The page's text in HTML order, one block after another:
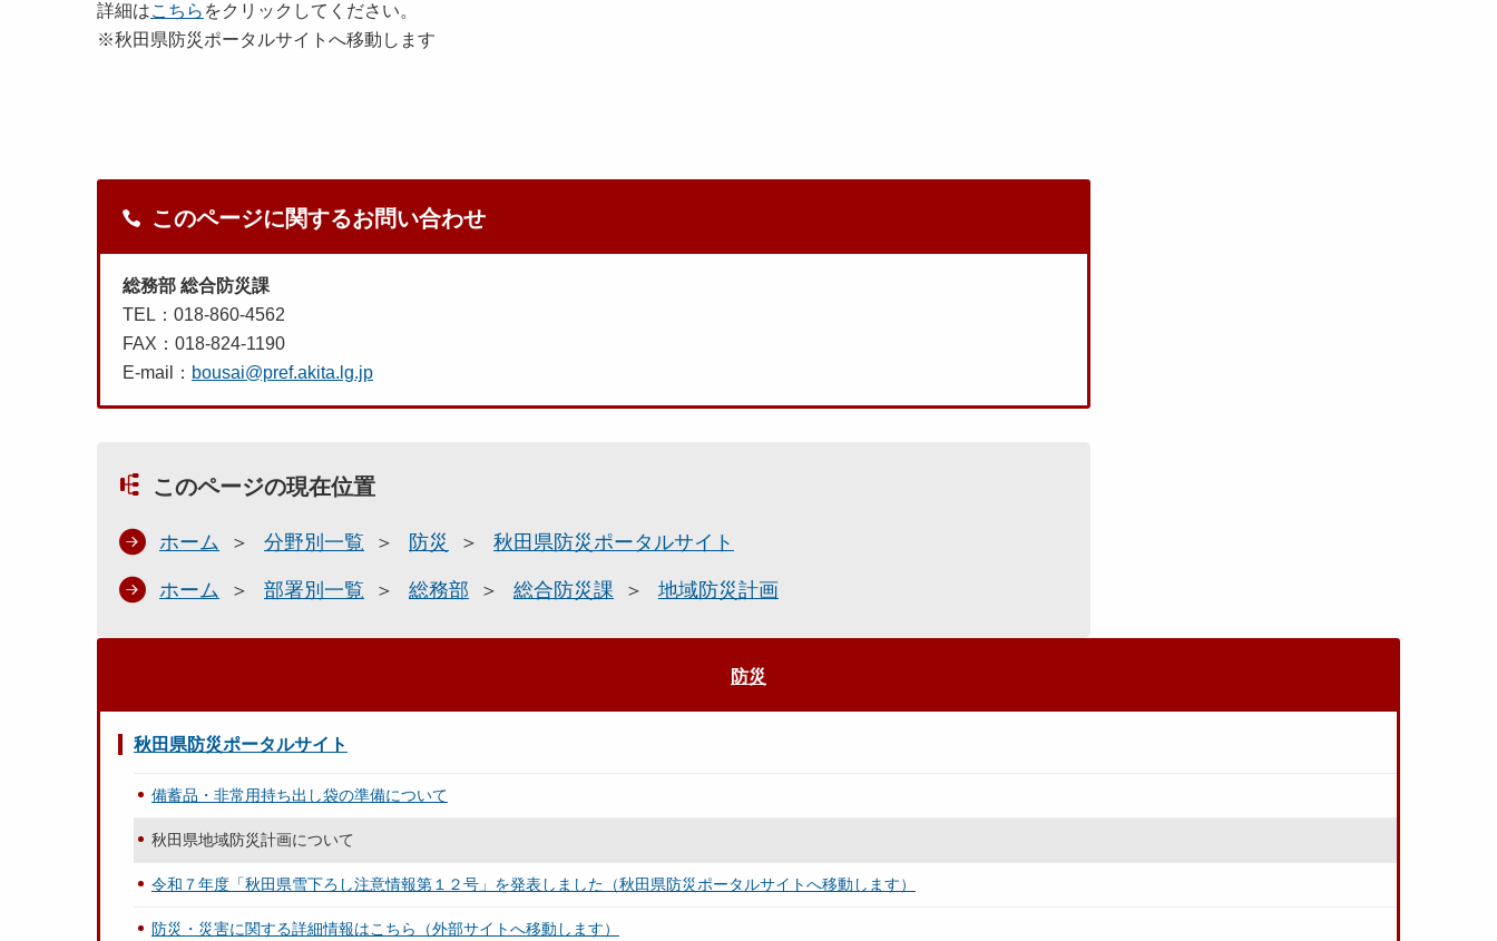
詳細はこちら をクリックしてください。
※秋田県防災ポータルサイトへ移動します
このページに関するお問い合わせ
総務部 総合防災課
TEL：018-860-4562
FAX：018-824-1190
E-mail： bousai@pref.akita.lg.jp
このページの現在位置
ホーム 分野別一覧 防災 秋田県防災ポータルサイト
ホーム 部署別一覧 総務部 総合防災課 地域防災計画
防災
秋田県防災ポータルサイト
備蓄品・非常用持ち出し袋の準備について
秋田県地域防災計画について
令和７年度「秋田県雪下ろし注意情報第１２号」を発表しました（秋田県防災ポータルサイトへ移動します）
防災・災害に関する詳細情報はこちら（外部サイトへ移動します）